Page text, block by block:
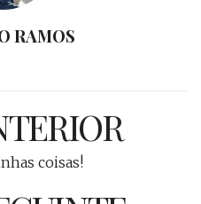
RAMOS
coisas!